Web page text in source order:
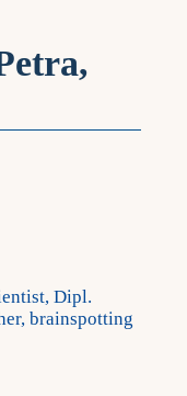
Dipl.
brainspotting